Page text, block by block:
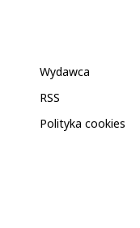
Wydawca
RSS
Polityka cookies